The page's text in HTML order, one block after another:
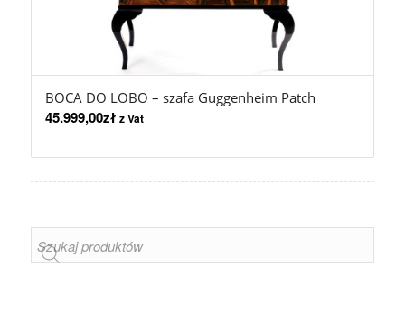
BOCA DO LOBO – szafa Guggenheim Patch
45.999,00zł z Vat